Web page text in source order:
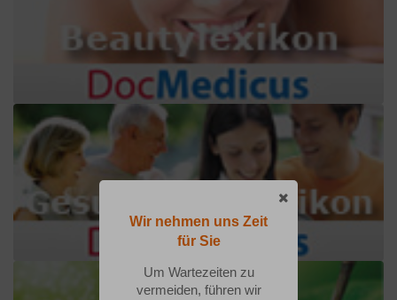
Wir nehmen uns Zeit
für Sie
Um Wartezeiten zu
vermeiden, führen wir